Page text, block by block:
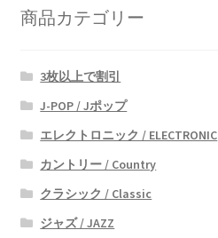
商品カテゴリー
3枚以上で割引
J-POP / Jポップ
エレクトロニック / ELECTRONIC
カントリー / Country
クラシック / Classic
ジャズ / JAZZ